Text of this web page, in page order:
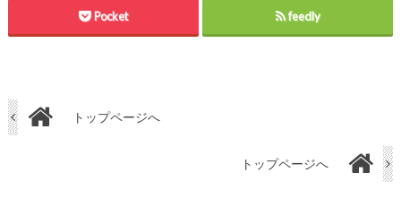
Pocket feedly
トップページへ
トップページへ